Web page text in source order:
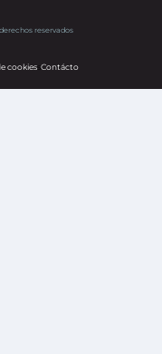
reservados
cookiess Contácto